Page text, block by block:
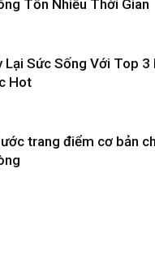
Tốn Nhiều Thời Gian
Lại Sức Sống Với Top 3
Hot
trang điểm cơ bản